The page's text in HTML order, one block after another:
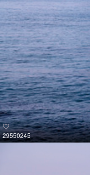
29550245